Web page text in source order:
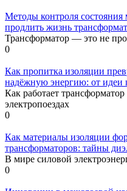
Методы контроля
продлить жизнь
Трансформатор — это не
0
Как пропитка изоляции
надёжную энергию: от идеи
Как работает
электропоездах
0
Как материалы изоляции
трансформаторов: тайны
В мире силовой
0